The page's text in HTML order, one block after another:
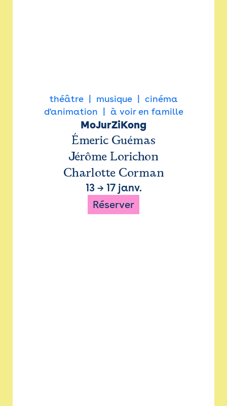
théâtre musique
cinéma
d'animation
à voir en famille
MoJurZiKong
Émeric Guémas
Jérôme Lorichon
Charlotte Corman
13→ 17 janv.
Réserver